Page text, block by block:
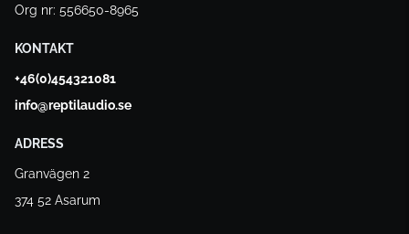
Org nr: 556650-8965
KONTAKT
+46(0)454321081
info@reptilaudio.se
ADRESS
Granvägen 2
374 52 Asarum